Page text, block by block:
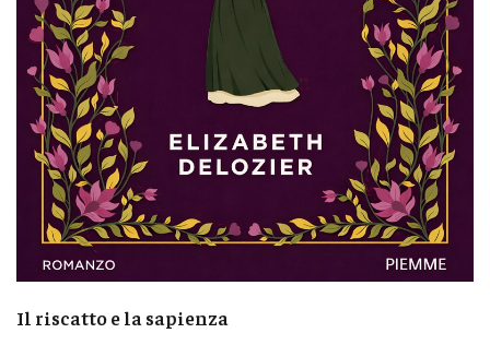
Il riscatto e la sapienza